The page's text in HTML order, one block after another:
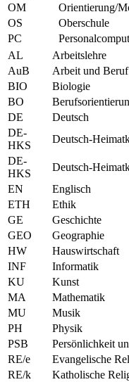
OM
Orientierung/
OS
Oberschule
PC
AL
Arbeitslehre
AuB
Arbeit und Beruf
BIO
Biologie
BO
DE
Deutsch
DE-
HKS
Deutsch-
DE-
HKS
Deutsch-
EN
Englisch
ETH
Ethik
GE
Geschichte
GEO
Geographie
HW
Hauswirtschaft
INF
Informatik
KU
Kunst
MA
Mathematik
MU
Musik
PH
Physik
PSB
Persönlichkeit
RE/e
Evangelische
RE/k
Katholische